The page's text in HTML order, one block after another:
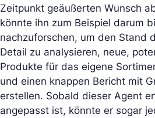
Zeitpunkt geäußerten Wunsch
könnte ihn zum Beispiel darum
nachzuforschen, um den Stand
Detail zu analysieren, neue,
Produkte für das eigene
und einen knappen Bericht mit
erstellen. Sobald dieser Agent
angepasst ist, könnte er sogar